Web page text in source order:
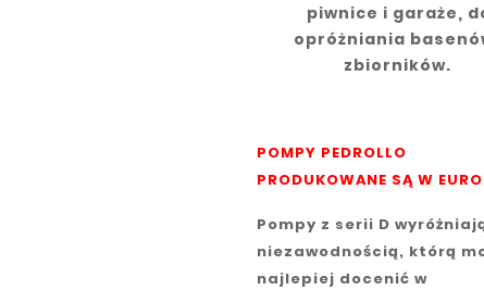
piwnice i garaże,
opróżniania
zbiorników.
POMPY PEDROLLO
PRODUKOWANE SĄ W
Pompy z serii D
niezawodnością, którą
najlepiej docenić w